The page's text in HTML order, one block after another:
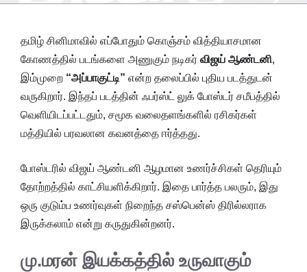
தமிழ் சினிமாவில் எப்போதும் கொஞ்சம் வித்தியாசமான
கோணத்தில் படங்களை அணுகும் நடிகர் விஜய் ஆண்டனி,
இம்முறை “அப்பாகுட்டி” என்ற தலைப்பில் புதிய படத்துடன்
வருகிறார். இந்தப் படத்தின் ஃபர்ஸ்ட் லுக் போஸ்டர் சமீபத்தில்
வெளியிடப்பட்டதும், சமூக வலைதளங்களில் ரசிகர்கள்
மத்தியில் பரவலான கவனத்தை ஈர்த்தது.
போஸ்டரில் விஜய் ஆண்டனி ஆழமான உணர்ச்சிகள் தெரியும்
தோற்றத்தில் காட்சியளிக்கிறார். இதை பார்த்த பலரும், இது
ஒரு குடும்ப உணர்வுகள் நிறைந்த சஸ்பென்ஸ் திரில்லராக
இருக்கலாம் என்று கருதுகின்றனர்.
மு.மரன் இயக்கத்தில் உருவாகும்